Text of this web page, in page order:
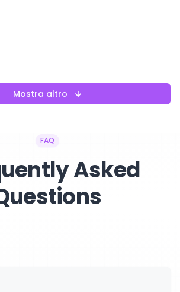
Mostra altro
FAQ
Asked